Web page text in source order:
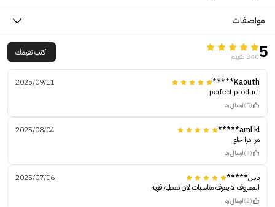
مواصفات
5240 تقييم اكتب تقيمك
Kaouth*****
2025/09/11
perfect product
(5) ارسال رد
aml kl*****
2025/08/04
مرا مرا حلو
(7) ارسال رد
ياس*****
2025/07/06
المعروف لا يعرف مناسبات لان تغطيه قويه
(2) ارسال رد